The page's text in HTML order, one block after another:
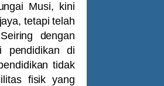
Musi, kini
tetapi telah
dengan
pendidikan di
tidak
fisik yang